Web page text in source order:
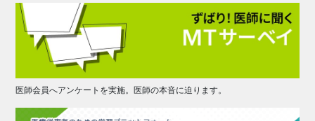
医師会員へアンケートを実施。医師の本音に迫ります。